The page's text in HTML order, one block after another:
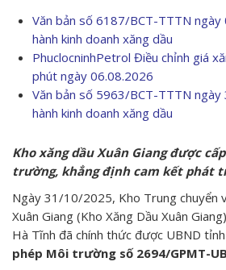
Văn bản số 6187/BCT-TTTN ngày
hành kinh doanh xăng dầu
PhuclocninhPetrol Điều chỉnh giá
phút ngày 06.08.2026
Văn bản số 5963/BCT-TTTN ngày
hành kinh doanh xăng dầu
Kho xăng dầu Xuân Giang được
trường, khẳng định cam kết phát
Ngày 31/10/2025, Kho Trung chuyển
Xuân Giang (Kho Xăng Dầu Xuân
Hà Tĩnh đã chính thức được UBND
phép Môi trường số 2694/GPMT-